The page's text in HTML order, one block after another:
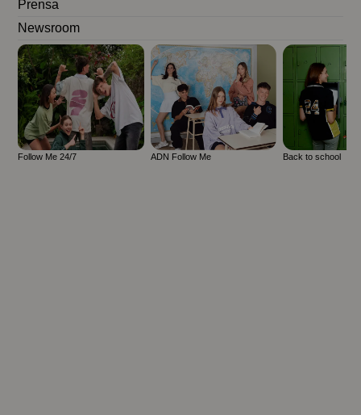
Prensa
Newsroom
Follow Me 24/7 ADN Follow Me Back to school